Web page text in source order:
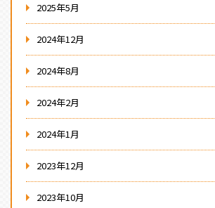
2025年5月
2024年12月
2024年8月
2024年2月
2024年1月
2023年12月
2023年10月